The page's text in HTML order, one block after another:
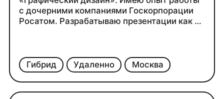
Гибрид Удаленно Москва
с дочерними компаниями Госкорпорации
Росатом. Разрабатываю презентации как по